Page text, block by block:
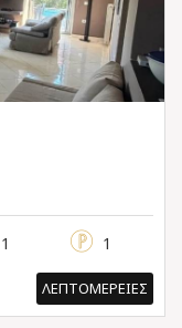
1 1
ΛΕΠΤΟΜΕΡΕΙΕΣ